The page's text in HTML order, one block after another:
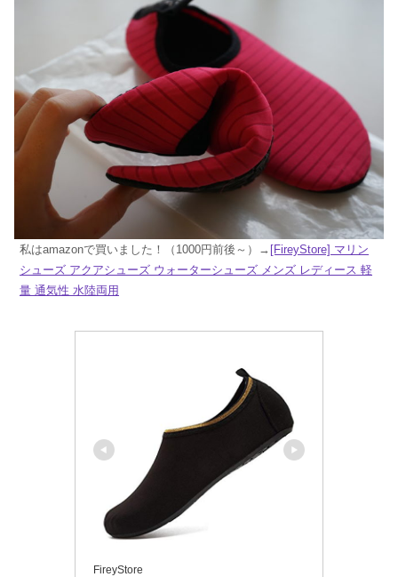
私はamazonで買いました！（1000円前後～）→ [FireyStore] マリン
シューズ アクアシューズ ウォーターシューズ メンズ レディース 軽
量 通気性 水陸両用
FireyStore